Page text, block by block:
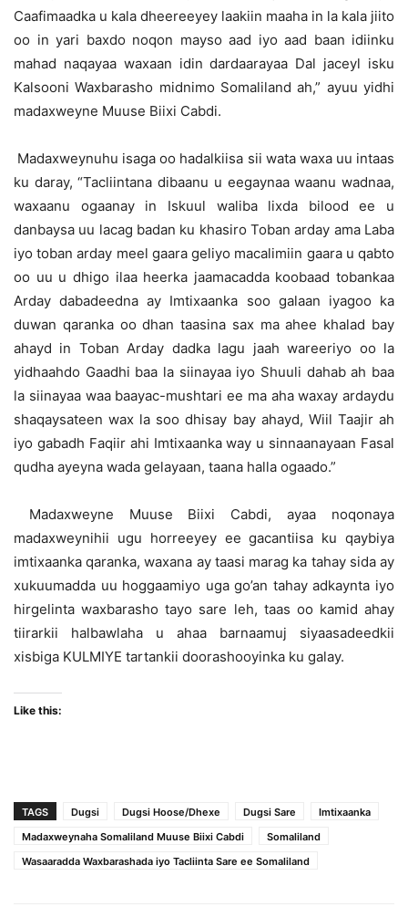
Caafimaadka u kala dheereeyey laakiin maaha in la kala jiito
oo in yari baxdo noqon mayso aad iyo aad baan idiinku
mahad naqayaa waxaan idin dardaarayaa Dal jaceyl isku
Kalsooni Waxbarasho midnimo Somaliland ah,” ayuu yidhi
madaxweyne Muuse Biixi Cabdi.
Madaxweynuhu isaga oo hadalkiisa sii wata waxa uu intaas
ku daray, “Tacliintana dibaanu u eegaynaa waanu wadnaa,
waxaanu ogaanay in Iskuul waliba lixda bilood ee u
danbaysa uu lacag badan ku khasiro Toban arday ama Laba
iyo toban arday meel gaara geliyo macalimiin gaara u qabto
oo uu u dhigo ilaa heerka jaamacadda koobaad tobankaa
Arday dabadeedna ay Imtixaanka soo galaan iyagoo ka
duwan qaranka oo dhan taasina sax ma ahee khalad bay
ahayd in Toban Arday dadka lagu jaah wareeriyo oo la
yidhaahdo Gaadhi baa la siinayaa iyo Shuuli dahab ah baa
la siinayaa waa baayac-mushtari ee ma aha waxay ardaydu
shaqaysateen wax la soo dhisay bay ahayd, Wiil Taajir ah
iyo gabadh Faqiir ahi Imtixaanka way u sinnaanayaan Fasal
qudha ayeyna wada gelayaan, taana halla ogaado.”
Madaxweyne Muuse Biixi Cabdi, ayaa noqonaya
madaxweynihii ugu horreeyey ee gacantiisa ku qaybiya
imtixaanka qaranka, waxana ay taasi marag ka tahay sida ay
xukuumadda uu hoggaamiyo uga go’an tahay adkaynta iyo
hirgelinta waxbarasho tayo sare leh, taas oo kamid ahay
tiirarkii halbawlaha u ahaa barnaamuj siyaasadeedkii
xisbiga KULMIYE tartankii doorashooyinka ku galay.
Like this:
TAGS Dugsi Dugsi Hoose/Dhexe Dugsi Sare
Imtixaanka
Madaxweynaha Somaliland Muuse Biixi Cabdi
Somaliland
Wasaaradda Waxbarashada iyo Tacliinta Sare ee Somaliland